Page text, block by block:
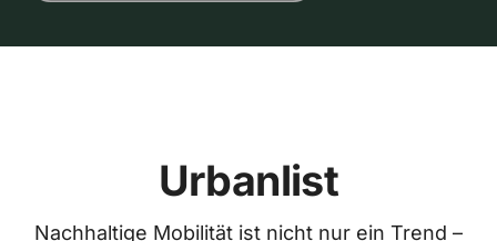
Urbanlist
Nachhaltige Mobilität ist nicht nur ein Trend –